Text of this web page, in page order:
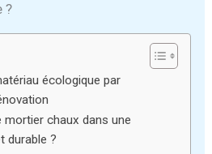
?
écologique par
chaux dans une
durable ?